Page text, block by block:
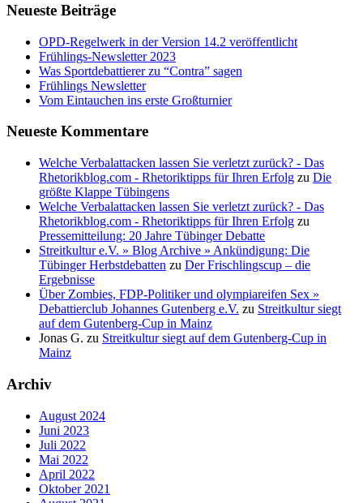
Neueste Beiträge
OPD-Regelwerk in der Version 14.2 veröffentlicht
Frühlings-Newsletter 2023
Was Sportdebattierer zu “Contra” sagen
Frühlings Newsletter
Vom Eintauchen ins erste Großturnier
Neueste Kommentare
Welche Verbalattacken lassen Sie verletzt zurück? - Das
Rhetorikblog.com - Rhetoriktipps für Ihren Erfolg zu Die
größte Klappe Tübingens
Welche Verbalattacken lassen Sie verletzt zurück? - Das
Rhetorikblog.com - Rhetoriktipps für Ihren Erfolg zu
Pressemitteilung: 20 Jahre Tübinger Debatte
Streitkultur e.V. » Blog Archive » Ankündigung: Die
Tübinger Herbstdebatten zu Der Frischlingscup – die
Ergebnisse
Über Zombies, FDP-Politiker und olympiareifen Sex »
Debattierclub Johannes Gutenberg e.V. zu Streitkultur siegt
auf dem Gutenberg-Cup in Mainz
Jonas G. zu Streitkultur siegt auf dem Gutenberg-Cup in
Mainz
Archiv
August 2024
Juni 2023
Juli 2022
Mai 2022
April 2022
Oktober 2021